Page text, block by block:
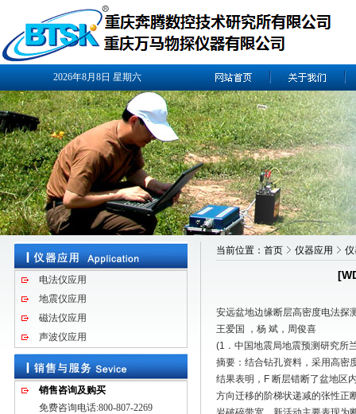
2026年8月8日 星期六
电法仪应用
地震仪应用
磁法仪应用
声波仪应用
销售咨询及购买
免费咨询电话:800-807-2269
当前位置： 首页 仪器应用
安远盆地边缘断层高密度电法探
王爱国 ，杨 斌，周俊喜
(1．中国地震局地震预测研究所
摘要：结合钻孔资料，采用高密
结果表明，F 断层错断了盆地区
方向迁移的阶梯状递减的张性正